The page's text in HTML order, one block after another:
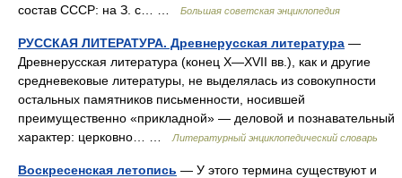
состав СССР: на З. с… …
Большая советская энциклопедия
РУССКАЯ ЛИТЕРАТУРА. Древнерусская литература —
Древнерусская литература (конец X—XVII вв.), как и другие
средневековые литературы, не выделялась из совокупности
остальных памятников письменности, носившей
преимущественно «прикладной» — деловой и познавательный
характер: церковно… …
Литературный энциклопедический словарь
Воскресенская летопись — У этого термина существуют и